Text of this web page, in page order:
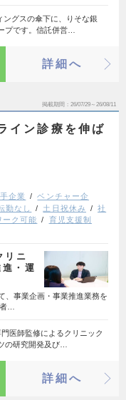
ングスの傘下に、りそな銀
プです。信託併営…
詳細へ
掲載期間 26/07/29～26/08/11
イン診療を伸ば
企業
ベンチャー企
勤なし 土日祝休み
社
ーク可能
育児支援制
リニ
・運
、事業企画・事業推進業務を
…
医師監修によるクリニック
の研究開発及び…
詳細へ